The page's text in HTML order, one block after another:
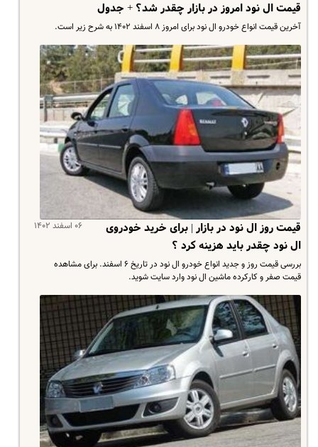
قیمت ال نود امروز در بازار چقدر شد؟ + جدول
آخرین قیمت انواع خودرو ال نود برای امروز ۸ اسفند ۱۴۰۲ به شرح زیر است.
۰۶ اسفند ۱۴۰۲
قیمت روز ال نود در بازار | برای خرید خودروی
ال نود چقدر باید هزینه کرد ؟
بررسی قیمت روز و جدید انواع خودرو ال نود در تاریخ ۶ اسفند. برای مشاهده
قیمت صفر و کارکرده ماشین ال نود وارد سایت شوید.